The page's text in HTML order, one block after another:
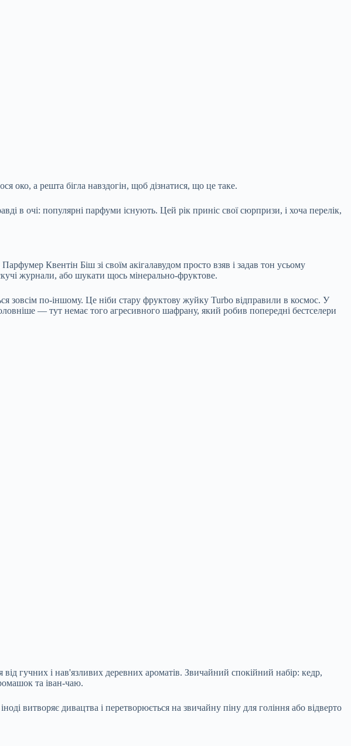
око, а решта бігла навздогін, щоб дізнатися, що це таке.
в очі: популярні парфуми існують. Цей рік приніс свої сюрпризи, і хоча перелік,
Квентін Біш зі своїм акігалавудом просто взяв і задав тон усьому
журнали, або шукати щось мінерально-фруктове.
зовсім по-іншому. Це ніби стару фруктову жуйку Turbo відправили в космос. У
— тут немає того агресивного шафрану, який робив попередні бестселери
гучних і нав'язливих деревних ароматів. Звичайний спокійний набір: кедр,
та іван-чаю.
витворяє дивацтва і перетворюється на звичайну піну для гоління або відверто